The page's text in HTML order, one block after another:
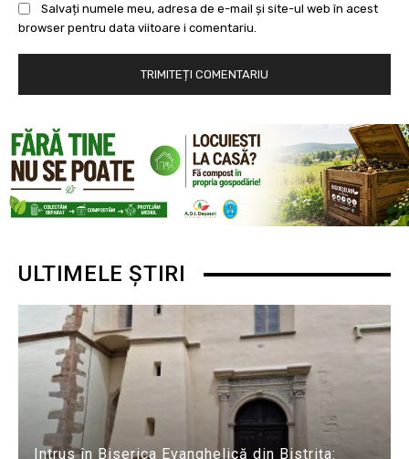
Salvați numele meu, adresa de e-mail și site-ul web în acest
browser pentru data viitoare i comentariu.
ULTIMELE ȘTIRI
Intrus în Biserica Evanghelică din Bistrița: